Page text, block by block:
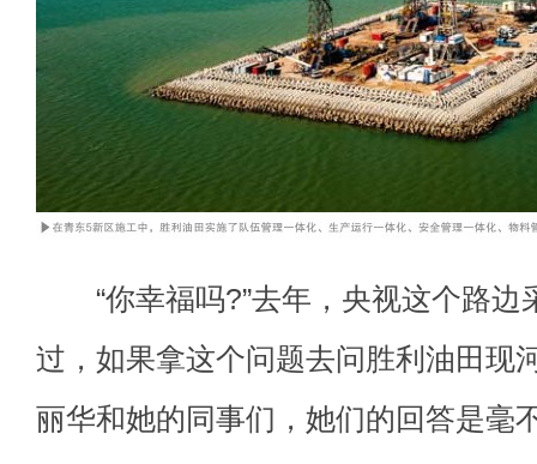
“你幸福吗?”去年，央视这个路边
过，如果拿这个问题去问胜利油田现
丽华和她的同事们，她们的回答是毫